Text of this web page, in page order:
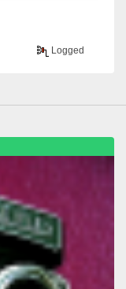
Logged